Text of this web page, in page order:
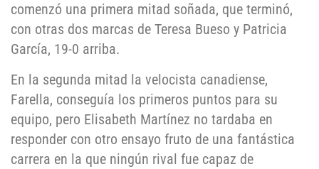
comenzó una primera mitad soñada, que terminó,
con otras dos marcas de Teresa Bueso y Patricia
García, 19-0 arriba.
En la segunda mitad la velocista canadiense,
Farella, conseguía los primeros puntos para su
equipo, pero Elisabeth Martínez no tardaba en
responder con otro ensayo fruto de una fantástica
carrera en la que ningún rival fue capaz de